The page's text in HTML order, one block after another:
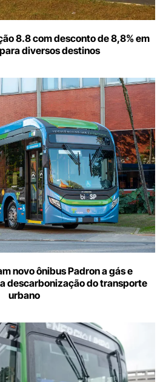
8.8 com desconto de 8,8% em
diversos destinos
novo ônibus Padron a gás e
descarbonização do transporte
urbano